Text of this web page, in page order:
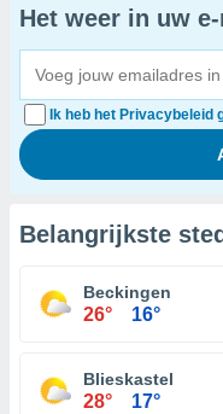
Het weer in uw e-
Ik heb het Privacybeleid
Belangrijkste
Beckingen
26° 16°
Blieskastel
28° 17°